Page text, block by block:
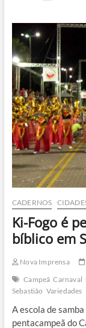
Francisco
é
campeão
do
Carnaval
de
Rua
de
São
Sebastião
CADERNOS
Ki-Fogo é
bíblico em
Nova Imprensa
Campeã Carnaval
Sebastião Variedades
A escola de
pentacampeã do